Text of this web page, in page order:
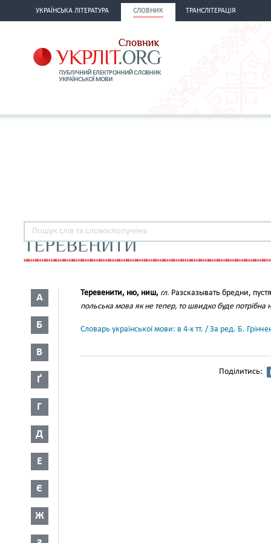
УКРАЇНСЬКА ЛІТЕРАТУРА СЛОВНИК ТРАНСЛІТЕРАЦІЯ
ТЕРЕВЕНИТИ
А
Б
В
Ґ
Г
Д
Е
Є
Ж
Теревенити, ню, ниш, гл. Разсказывать бредни,
польська мова як не тепер, то швидко буде потрібна
Словарь української мови: в 4-х тт. / За ред. Б.
Поділитись: